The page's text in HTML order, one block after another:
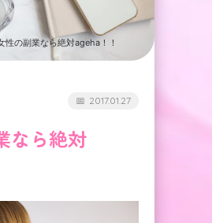
の副業なら絶対ageha！！
2017.01.27
ら絶対